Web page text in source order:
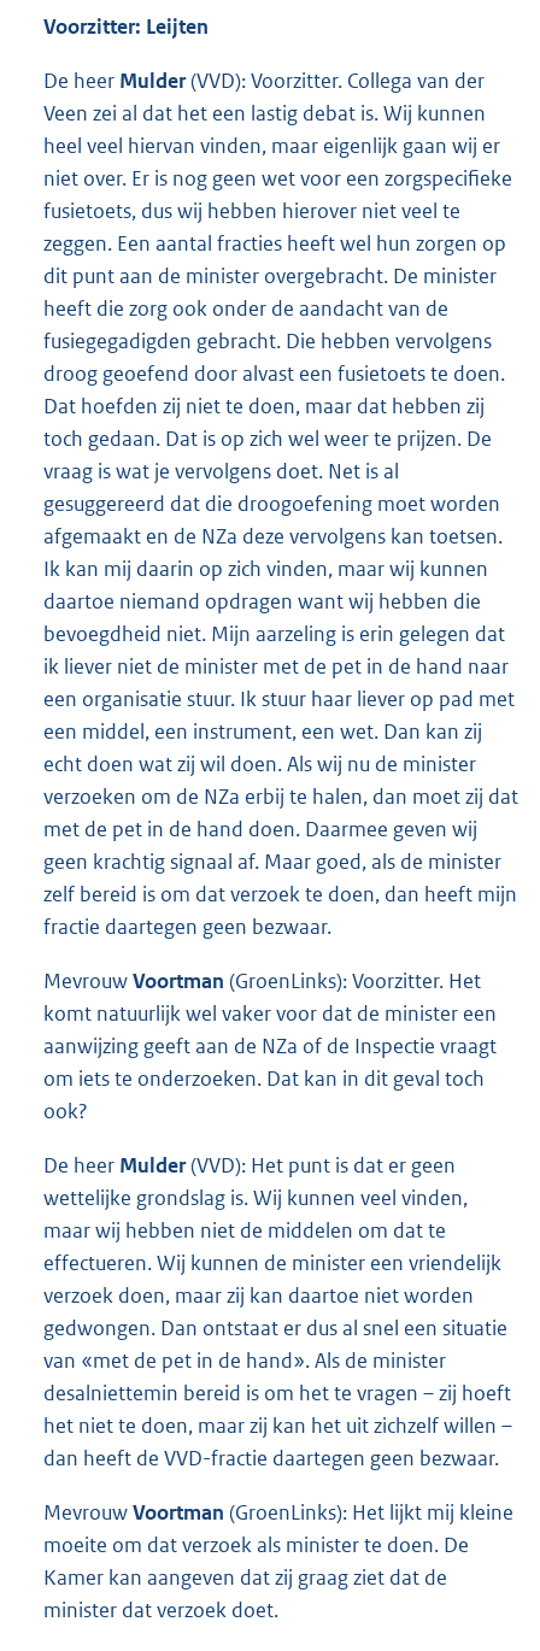
Voorzitter: Leijten
De heer Mulder(VVD): Voorzitter. Collega van der
Veen zei al dat het een lastig debat is. Wij kunnen
heel veel hiervan vinden, maar eigenlijk gaan wij er
niet over. Er is nog geen wet voor een zorgspecifieke
fusietoets, dus wij hebben hierover niet veel te
zeggen. Een aantal fracties heeft wel hun zorgen op
dit punt aan de minister overgebracht. De minister
heeft die zorg ook onder de aandacht van de
fusiegegadigden gebracht. Die hebben vervolgens
droog geoefend door alvast een fusietoets te doen.
Dat hoefden zij niet te doen, maar dat hebben zij
toch gedaan. Dat is op zich wel weer te prijzen. De
vraag is wat je vervolgens doet. Net is al
gesuggereerd dat die droogoefening moet worden
afgemaakt en de NZa deze vervolgens kan toetsen.
Ik kan mij daarin op zich vinden, maar wij kunnen
daartoe niemand opdragen want wij hebben die
bevoegdheid niet. Mijn aarzeling is erin gelegen dat
ik liever niet de minister met de pet in de hand naar
een organisatie stuur. Ik stuur haar liever op pad met
een middel, een instrument, een wet. Dan kan zij
echt doen wat zij wil doen. Als wij nu de minister
verzoeken om de NZa erbij te halen, dan moet zij dat
met de pet in de hand doen. Daarmee geven wij
geen krachtig signaal af. Maar goed, als de minister
zelf bereid is om dat verzoek te doen, dan heeft mijn
fractie daartegen geen bezwaar.
MevrouwVoortman (GroenLinks): Voorzitter. Het
komt natuurlijk wel vaker voor dat de minister een
aanwijzing geeft aan de NZa of de Inspectie vraagt
om iets te onderzoeken. Dat kan in dit geval toch
ook?
De heer Mulder(VVD): Het punt is dat er geen
wettelijke grondslag is. Wij kunnen veel vinden,
maar wij hebben niet de middelen om dat te
effectueren. Wij kunnen de minister een vriendelijk
verzoek doen, maar zij kan daartoe niet worden
gedwongen. Dan ontstaat er dus al snel een situatie
van «met de pet in de hand». Als de minister
desalniettemin bereid is om het te vragen – zij hoeft
het niet te doen, maar zij kan het uit zichzelf willen –
dan heeft de VVD-fractie daartegen geen bezwaar.
MevrouwVoortman (GroenLinks): Het lijkt mij kleine
moeite om dat verzoek als minister te doen. De
Kamer kan aangeven dat zij graag ziet dat de
minister dat verzoek doet.